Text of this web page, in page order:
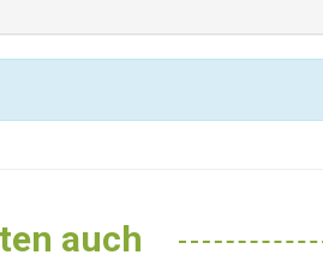
auch